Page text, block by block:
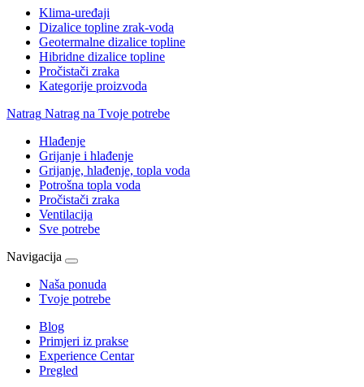
Klima-uređaji
Dizalice topline zrak-voda
Geotermalne dizalice topline
Hibridne dizalice topline
Pročistači zraka
Kategorije proizvoda
Natrag Natrag na Tvoje potrebe
Hlađenje
Grijanje i hlađenje
Grijanje, hlađenje, topla voda
Potrošna topla voda
Pročistači zraka
Ventilacija
Sve potrebe
Navigacija
Naša ponuda
Tvoje potrebe
Blog
Primjeri iz prakse
Experience Centar
Pregled